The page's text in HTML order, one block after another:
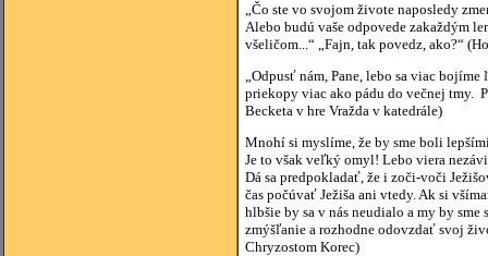
„Čo ste vo svojom živote naposledy
Alebo budú vaše odpovede zakaždým
všeličom...“ „Fajn, tak povedz, ako?“
„Odpusť nám, Pane, lebo sa viac
priekopy viac ako pádu do večnej tmy.
Becketa v hre Vražda v katedrále)
Mnohí si myslíme, že by sme boli
Je to však veľký omyl! Lebo viera
Dá sa predpokladať, že i zoči-voči
čas počúvať Ježiša ani vtedy. Ak si
hlbšie by sa v nás neudialo a my by
zmýšľanie a rozhodne odovzdať svoj
Chryzostom Korec)